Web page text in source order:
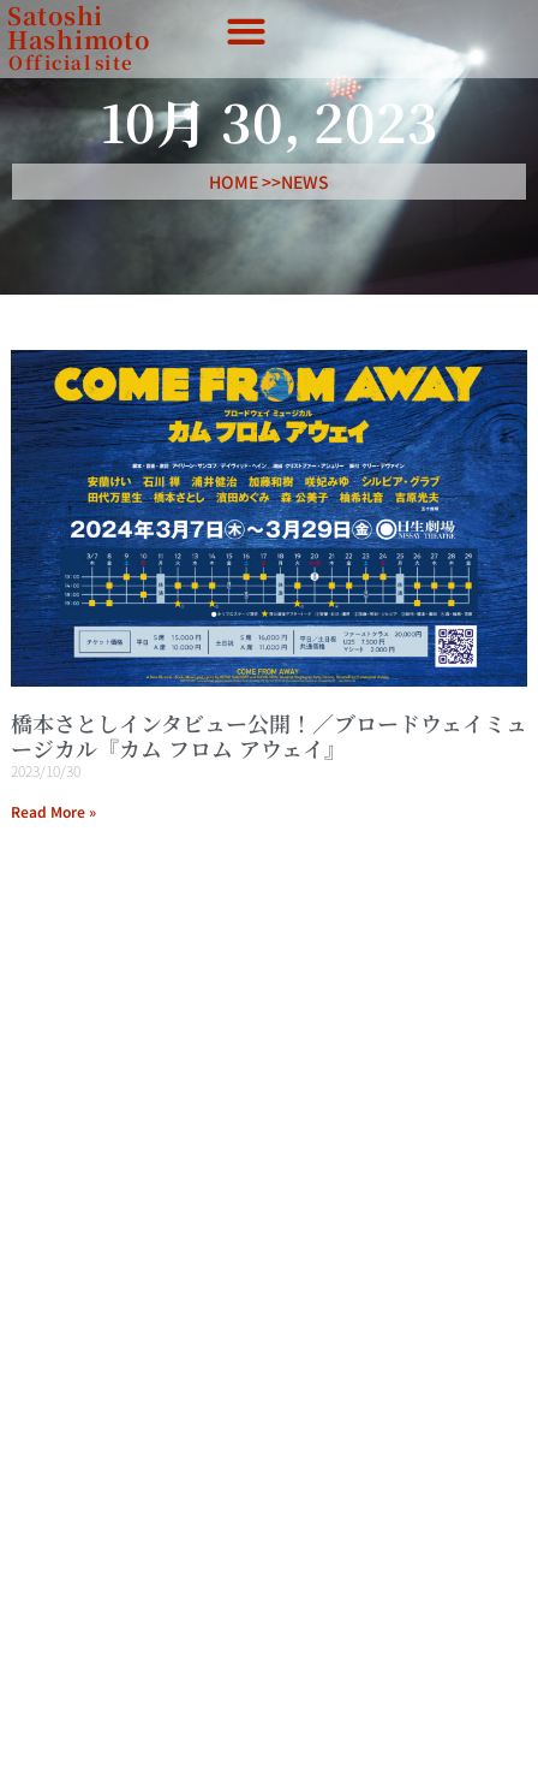
Satoshi
Hashimoto
Official site
10月 30, 2023
HOME >>NEWS
橋本さとしインタビュー公開！／ブロードウェイミュ
ージカル『カム フロム アウェイ』
2023/10/30
Read More »